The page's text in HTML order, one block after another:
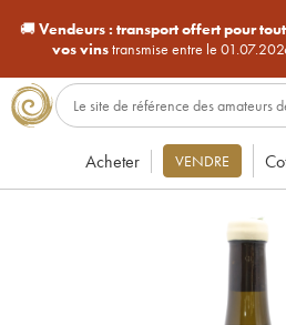
🚚Vendeurs : transport offert pour
vos vinstransmise entre le
Acheter VENDRE